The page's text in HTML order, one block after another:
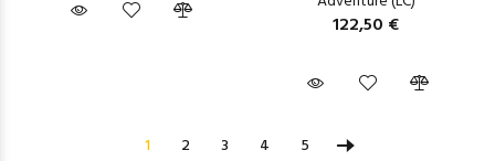
122,50 €
1 2 3 4 5